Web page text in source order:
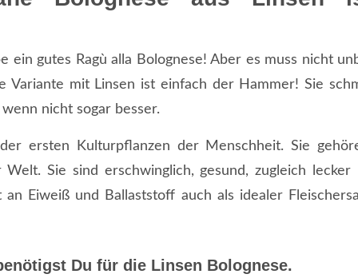
ein gutes Ragù alla Bolognese! Aber es muss nicht
Variante mit Linsen ist einfach der Hammer! Sie
wenn nicht sogar besser.
ersten Kulturpflanzen der Menschheit. Sie
Welt. Sie sind erschwinglich, gesund, zugleich
an Eiweiß und Ballaststoff auch als idealer
Du für die Linsen Bolognese.